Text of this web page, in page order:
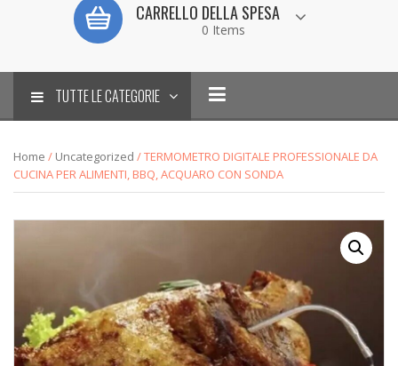
CARRELLO DELLA SPESA
0 Items
TUTTE LE CATEGORIE
Home / Uncategorized / TERMOMETRO DIGITALE PROFESSIONALE DA
CUCINA PER ALIMENTI, BBQ, ACQUARO CON SONDA